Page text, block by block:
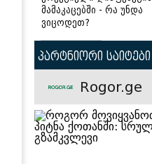
მამაკაცებში - რა უნდა
ვიცოდეთ?
პარტნიორი საიტები
Rogor.ge